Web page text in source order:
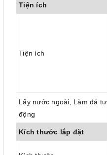
Tiện ích
Tiện ích
Lấy nước ngoài, Làm đá tự
động
Kích thước lắp đặt